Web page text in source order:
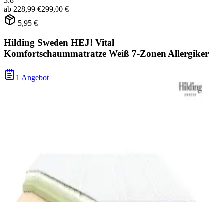
ab 228,99 €299,00 €
5,95 €
Hilding Sweden HEJ! Vital
Komfortschaummatratze Weiß 7-Zonen Allergiker
1 Angebot